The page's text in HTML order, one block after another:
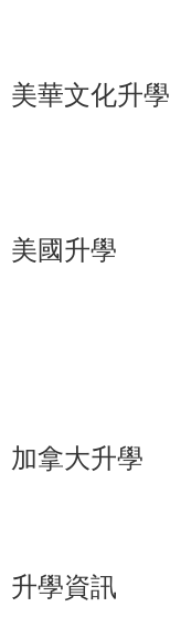
美華文化升學
美國升學
加拿大升學
升學資訊